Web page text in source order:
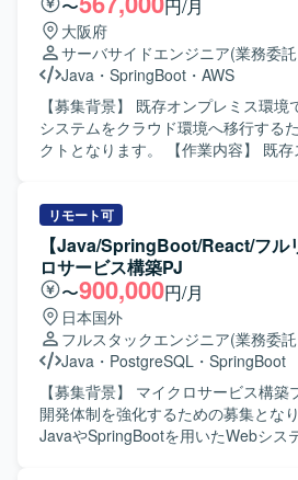
〜 円/月
大阪府
サーバサイドエンジニア(業務委
Java ・ SpringBoot ・ AWS
【募集背景】 既存オンプレミス環
システムをクラウド環境へ移行する
クトとなります。 【作業内容】 既存スクラッチシステムお
Boot）を用いた基本設計、詳細設計
結合テストまで一連の開発工程をご
【求める人物像】 生産管理領域の業
ら、自ら主体的に仕様を整理し開発
を求めております。 関係者と円滑に
取りながら、品質と生産性の両立を
ただける方です。 【ポジションの魅力】 オンプレミスから
クラウドへの再構築プロジェクトに
を前提としたシステムアーキテクチ
の経験を積むことができます。 製造
ムに携わることで、業務知識と技術
リモート可
【Java/SpringBoot/React/フル
ロサービス構築PJ
〜900,000円/月
日本国外
フルスタックエンジニア(業務委
Java ・ PostgreSQL ・ SpringBoot
【募集背景】 マイクロサービス構
開発体制を強化するための募集となります。 【
JavaやSpringBootを用いたWebシス